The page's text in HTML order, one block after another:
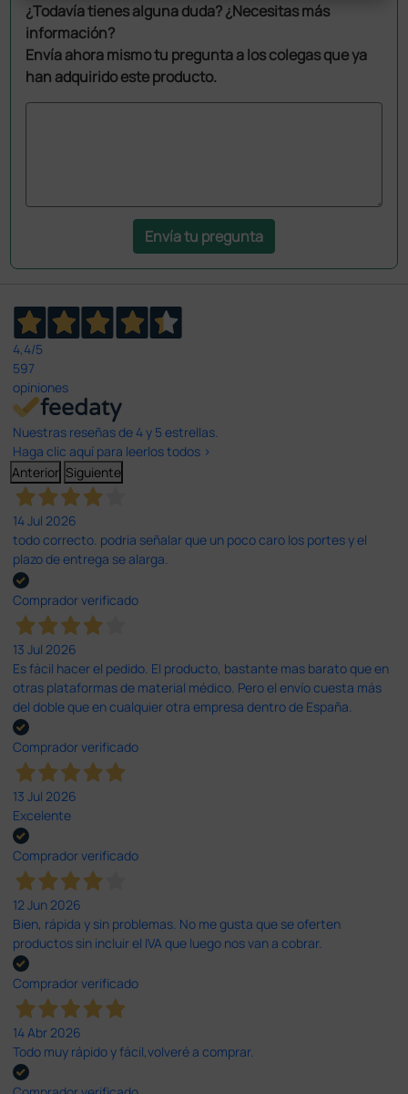
¿Todavía tienes alguna duda? ¿Necesitas más
información?
Envía ahora mismo tu pregunta a los colegas que ya
han adquirido este producto.
Envía tu pregunta
4,4/5
597
opiniones
Nuestras reseñas de 4 y 5 estrellas.
Haga clic aquí para leerlos todos >
Anterior Siguiente
14 Jul 2026
todo correcto. podria señalar que un poco caro los portes y el
plazo de entrega se alarga.
Comprador verificado
13 Jul 2026
Es fácil hacer el pedido. El producto, bastante mas barato que en
otras plataformas de material médico. Pero el envío cuesta más
del doble que en cualquier otra empresa dentro de España.
Comprador verificado
13 Jul 2026
Excelente
Comprador verificado
12 Jun 2026
Bien, rápida y sin problemas. No me gusta que se oferten
productos sin incluir el IVA que luego nos van a cobrar.
Comprador verificado
14 Abr 2026
Todo muy rápido y fácil,volveré a comprar.